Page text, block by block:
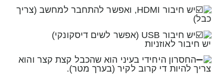
יש חיבור HDMI, ואפשר להתחבר למחשב (צריך
כבל)
יש חיבור USB (אפשר לשים דיסקונקי)
יש חיבור לאוזניות
החסרון היחידי בעיני הוא שהכבל קצת קצר והוא
צריך להיות די קרוב לקיר (בערך מטר).